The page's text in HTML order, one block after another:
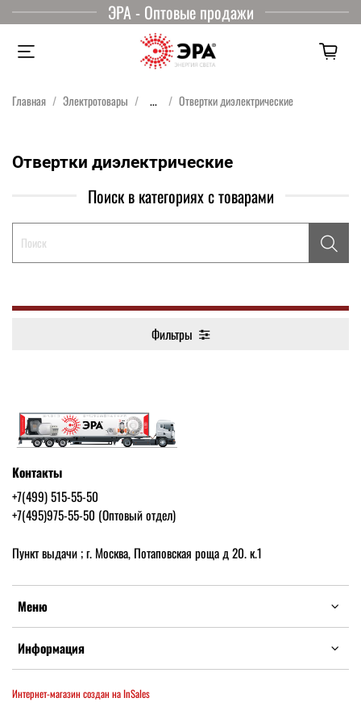
ЭРА - Оптовые продажи
Главная Электротовары ... Отвертки диэлектрические
Отвертки диэлектрические
Поиск в категориях с товарами
Фильтры
Меню
Информация
Контакты
+7(499) 515-55-50
+7(495)975-55-50 (Оптовый отдел)
Пункт выдачи ; г. Москва, Потаповская роща д 20. к.1
Интернет-магазин создан на InSales